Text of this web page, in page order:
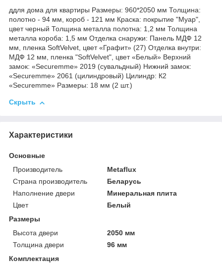
ддля дома для квартиры Размеры: 960*2050 мм Толщина:
полотно - 94 мм, короб - 121 мм Краска: покрытие "Муар",
цвет черный Толщина металла полотна: 1,2 мм Толщина
металла короба: 1,5 мм Отделка снаружи: Панель МДФ 12
мм, пленка SoftVelvet, цвет «Графит» (27) Отделка внутри:
МДФ 12 мм, пленка "SoftVelvet", цвет «Белый» Верхний
замок: «Securemme» 2019 (сувальдный) Нижний замок:
«Securemme» 2061 (цилиндровый) Цилиндр: К2
«Securemme» Размеры: 18 мм (2 шт.)
Скрыть
Характеристики
Основные
Производитель
Metaflux
Страна производитель
Беларусь
Наполнение двери
Минеральная плита
Цвет
Белый
Размеры
Высота двери
2050 мм
Толщина двери
96 мм
Комплектация